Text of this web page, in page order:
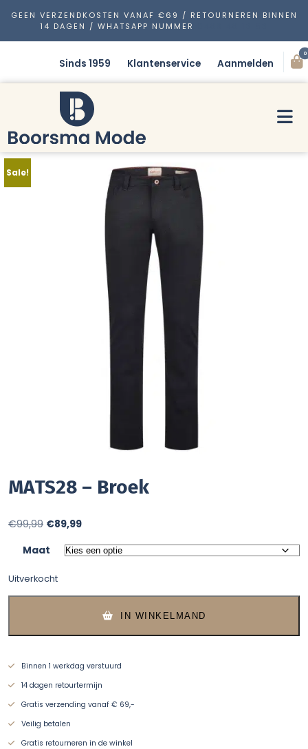
GEEN VERZENDKOSTEN VANAF €69 / RETOURNEREN BINNEN
14 DAGEN / WHATSAPP NUMMER
Sinds 1959 Klantenservice Aanmelden
0
Sale!
MATS28 – Broek
€99,99 Oorspronkelijke
€99,99.
€89,99Huidige
prijs
Maat
Uitverkocht
IN WINKELMAND
Binnen 1 werkdag verstuurd
14 dagen retourtermijn
Gratis verzending vanaf € 69,-
Veilig betalen
Gratis retourneren in de winkel